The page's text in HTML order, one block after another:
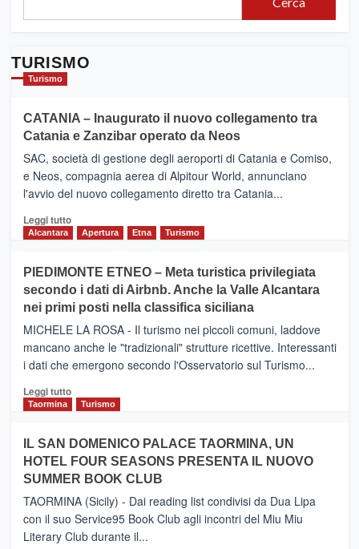
TURISMO
Turismo
CATANIA – Inaugurato il nuovo collegamento tra
Catania e Zanzibar operato da Neos
SAC, società di gestione degli aeroporti di Catania e Comiso,
e Neos, compagnia aerea di Alpitour World, annunciano
l'avvio del nuovo collegamento diretto tra Catania...
Leggi tuttoLeggi
CATANIA
–
Inaugurato
il
nuovo
collegamento
tra
e
Zanzibar
da
Neos
Alcantara Apertura Etna Turismo
PIEDIMONTE ETNEO – Meta turistica privilegiata
secondo i dati di Airbnb. Anche la Valle Alcantara
nei primi posti nella classifica siciliana
MICHELE LA ROSA - Il turismo nei piccoli comuni, laddove
mancano anche le "tradizionali" strutture ricettive. Interessanti
i dati che emergono secondo l'Osservatorio sul Turismo...
Leggi tuttoLeggi
PIEDIMONTE
ETNEO
–
Meta
turistica
privilegiata
secondo
Taormina Turismo
IL SAN DOMENICO PALACE TAORMINA, UN
HOTEL FOUR SEASONS PRESENTA IL NUOVO
SUMMER BOOK CLUB
TAORMINA (Sicily) - Dai reading list condivisi da Dua Lipa
con il suo Service95 Book Club agli incontri del Miu Miu
Literary Club durante il...